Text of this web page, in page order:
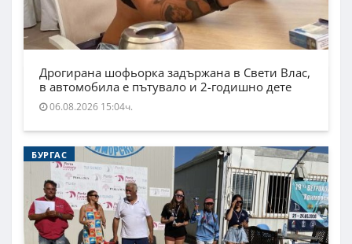
Дрогирана шофьорка задържана в Свети Влас,
в автомобила е пътувало и 2-годишно дете
06.08.2026 15:04ч.
БУРГАС